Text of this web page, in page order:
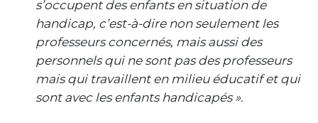
s’occupent des enfants en situation de
handicap, c’est-à-dire non seulement les
professeurs concernés, mais aussi des
personnels qui ne sont pas des professeurs
mais qui travaillent en milieu éducatif et qui
sont avec les enfants handicapés ».